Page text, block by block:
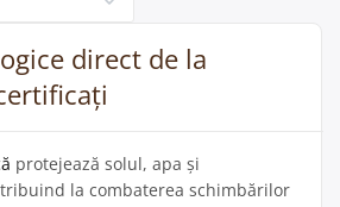
direct de la
protejează solul, apa și
la combaterea schimbărilor